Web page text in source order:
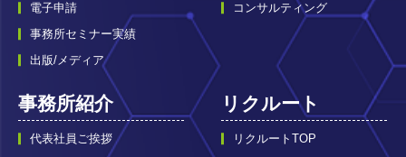
電子申請
事務所セミナー実績
出版/メディア
コンサルティング
事務所紹介
代表社員ご挨拶
リクルート
リクルートTOP